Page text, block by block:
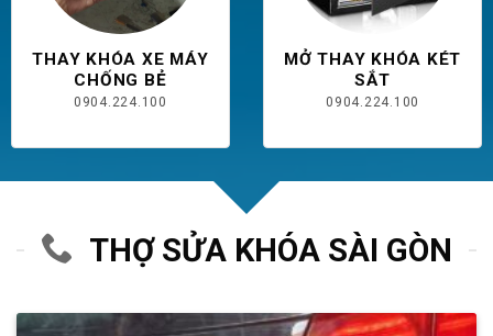
THAY KHÓA XE MÁY
CHỐNG BẺ
0904.224.100
MỞ THAY KHÓA KÉT
SẮT
0904.224.100
THỢ SỬA KHÓA SÀI GÒN